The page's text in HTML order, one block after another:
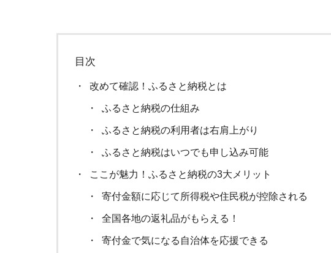
目次
改めて確認！ふるさと納税とは
ふるさと納税の仕組み
ふるさと納税の利用者は右肩上がり
ふるさと納税はいつでも申し込み可能
ここが魅力！ふるさと納税の3大メリット
寄付金額に応じて所得税や住民税が控除される
全国各地の返礼品がもらえる！
寄付金で気になる自治体を応援できる